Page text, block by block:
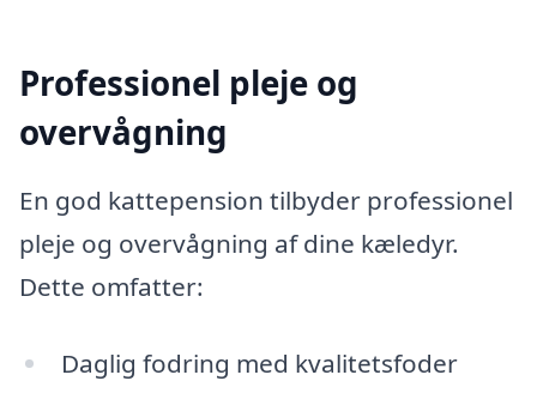
Professionel pleje og
overvågning
En god kattepension tilbyder professionel
pleje og overvågning af dine kæledyr.
Dette omfatter:
Daglig fodring med kvalitetsfoder